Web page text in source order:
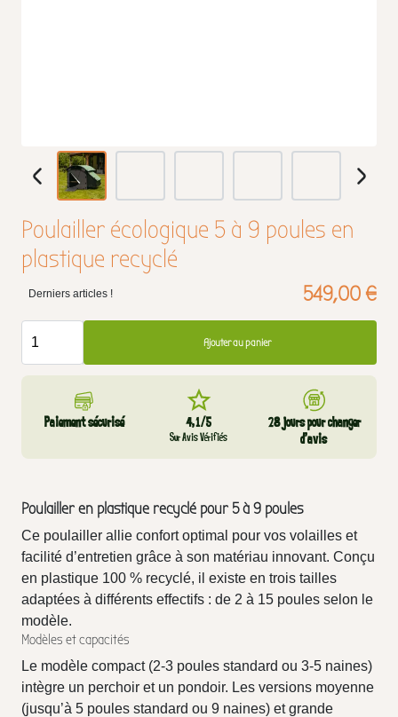
Poulailler écologique 5 à 9 poules en
plastique recyclé
Derniers articles ! 549,00 €
Ajouter au panier
Paiement sécurisé 4,1/5
Sur Avis Vérifiés
28 jours pour changer
d’avis
Poulailler en plastique recyclé pour 5 à 9 poules
Ce poulailler allie confort optimal pour vos volailles et
facilité d’entretien grâce à son matériau innovant. Conçu
en plastique 100 % recyclé, il existe en trois tailles
adaptées à différents effectifs : de 2 à 15 poules selon le
modèle.
Modèles et capacités
Le modèle compact (2-3 poules standard ou 3-5 naines)
intègre un perchoir et un pondoir. Les versions moyenne
(jusqu’à 5 poules standard ou 9 naines) et grande